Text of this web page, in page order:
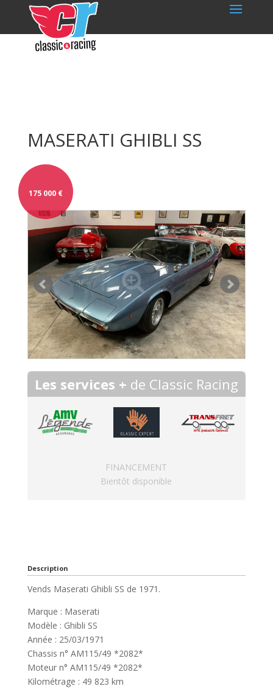
MASERATI GHIBLI SS
175 000€
Les services + de Classic Racing
FINANCEMENT
Bientôt disponible
Description
Vends Maserati Ghibli SS de 1971.
Marque : Maserati
Modèle : Ghibli SS
Année : 25/03/1971
Chassis n° AM115/49 *2082*
Moteur n° AM115/49 *2082*
Kilométrage : 49 823 km